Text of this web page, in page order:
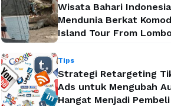
Wisata Bahari
Mendunia Berkat
Island Tour From
Tips
Strategi Retargeting
Ads untuk Mengubah
Hangat Menjadi